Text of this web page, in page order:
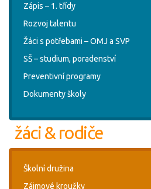
Zápis – 1. třídy
Rozvoj talentu
Žáci s potřebami – OMJ a SVP
SŠ – studium, poradenství
Preventivní programy
Dokumenty školy
žáci & rodiče
Školní družina
Zájmové kroužky